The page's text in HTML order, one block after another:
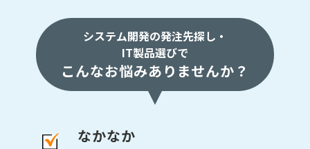
システム開発の発注先探し・
IT製品選びで
こんなお悩みありませんか？
なかなか